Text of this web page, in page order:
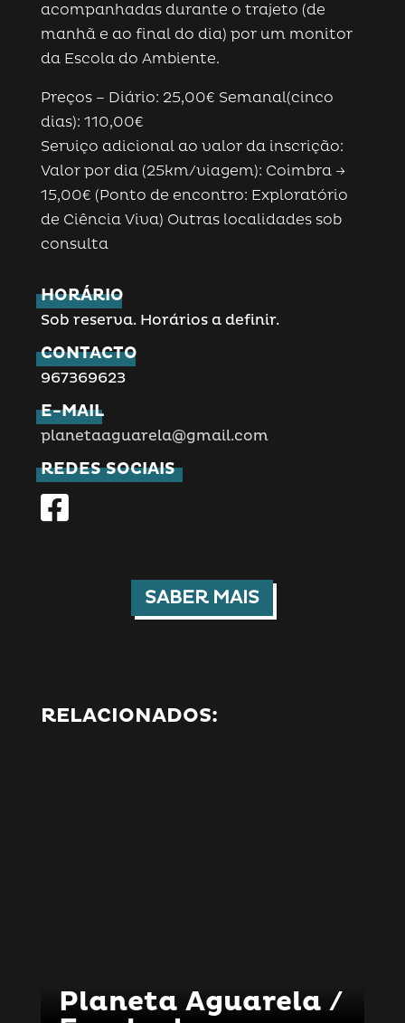
acompanhadas durante o trajeto (de
manhã e ao final do dia) por um monitor
da Escola do Ambiente.
Preços – Diário: 25,00€ Semanal(cinco
dias): 110,00€
Serviço adicional ao valor da inscrição:
Valor por dia (25km/viagem): Coimbra ->
15,00€ (Ponto de encontro: Exploratório
de Ciência Viva) Outras localidades sob
consulta
HORÁRIO
Sob reserva. Horários a definir.
CONTACTO
967369623
E-MAIL
planetaaguarela@gmail.com
REDES SOCIAIS
SABER MAIS
RELACIONADOS:
Planeta Aguarela /